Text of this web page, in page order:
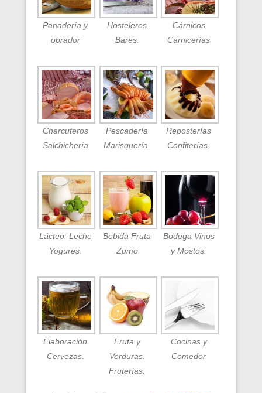
Panadería y
obrador
Hosteleros
Bares.
Cárnicos
Carnicerías
Charcuteros
Salchichería
Pescadería
Marisquería.
Reposterías
Confiterías.
Lácteo: Leche
Yogures.
Bebida Fruta
Zumo
Bodega Vinos
y Mostos.
Elaboración
Cervezas.
Fruta y
Verduras.
Fruterías.
Cocinas y
Comedor